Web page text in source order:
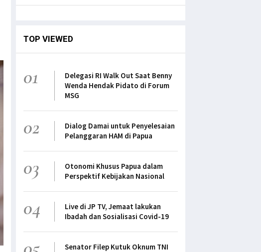
TOP VIEWED
01
Delegasi RI Walk Out Saat Benny
Wenda Hendak Pidato di Forum
MSG
02
Dialog Damai untuk Penyelesaian
Pelanggaran HAM di Papua
03
Otonomi Khusus Papua dalam
Perspektif Kebijakan Nasional
04
Live di JP TV, Jemaat lakukan
Ibadah dan Sosialisasi Covid-19
Senator Filep Kutuk Oknum TNI